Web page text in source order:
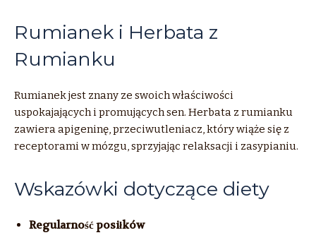
Rumianek i Herbata z
Rumianku
Rumianek jest znany ze swoich właściwości
uspokajających i promujących sen. Herbata z rumianku
zawiera apigeninę, przeciwutleniacz, który wiąże się z
receptorami w mózgu, sprzyjając relaksacji i zasypianiu.
Wskazówki dotyczące diety
Regularność posiłków